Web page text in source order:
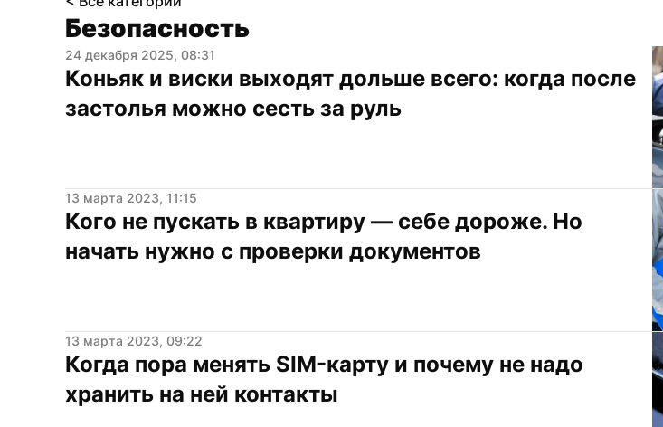
Безопасность
24 декабря 2025, 08:31
Коньяк и виски выходят дольше всего: когда после
застолья можно сесть за руль
13 марта 2023, 11:15
Кого не пускать в квартиру — себе дороже. Но
начать нужно с проверки документов
13 марта 2023, 09:22
Когда пора менять SIM-карту и почему не надо
хранить на ней контакты